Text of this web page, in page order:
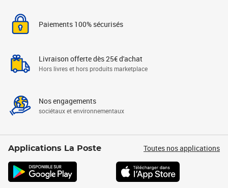
Paiements 100% sécurisés
Livraison offerte dès 25€ d'achat
Hors livres et hors produits marketplace
Nos engagements
sociétaux et environnementaux
Applications La Poste Toutes nos applications